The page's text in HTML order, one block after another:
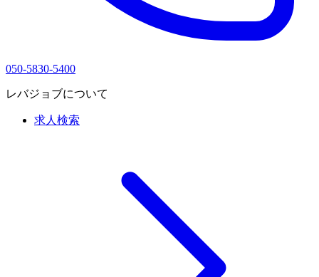
050-5830-5400
レバジョブについて
求人検索